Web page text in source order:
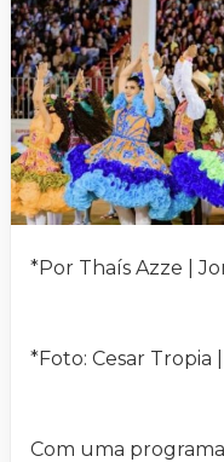
*Por Thaís Azze |
*Foto: Cesar Tropia
Com uma